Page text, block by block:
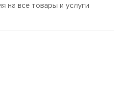
на все товары и услуги